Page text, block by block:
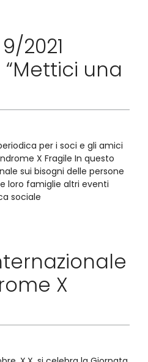
2021
una
per i soci e gli amici
X Fragile In questo
sui bisogni delle persone
loro famiglie altri eventi
sociale
X